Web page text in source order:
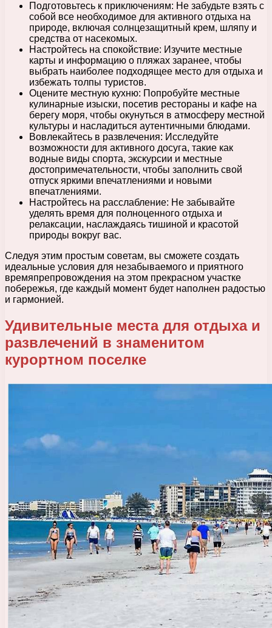
Подготовьтесь к приключениям: Не забудьте взять с
собой все необходимое для активного отдыха на
природе, включая солнцезащитный крем, шляпу и
средства от насекомых.
Настройтесь на спокойствие: Изучите местные
карты и информацию о пляжах заранее, чтобы
выбрать наиболее подходящее место для отдыха и
избежать толпы туристов.
Оцените местную кухню: Попробуйте местные
кулинарные изыски, посетив рестораны и кафе на
берегу моря, чтобы окунуться в атмосферу местной
культуры и насладиться аутентичными блюдами.
Вовлекайтесь в развлечения: Исследуйте
возможности для активного досуга, такие как
водные виды спорта, экскурсии и местные
достопримечательности, чтобы заполнить свой
отпуск яркими впечатлениями и новыми
впечатлениями.
Настройтесь на расслабление: Не забывайте
уделять время для полноценного отдыха и
релаксации, наслаждаясь тишиной и красотой
природы вокруг вас.
Следуя этим простым советам, вы сможете создать
идеальные условия для незабываемого и приятного
времяпрепровождения на этом прекрасном участке
побережья, где каждый момент будет наполнен радостью
и гармонией.
Удивительные места для отдыха и
развлечений в знаменитом
курортном поселке